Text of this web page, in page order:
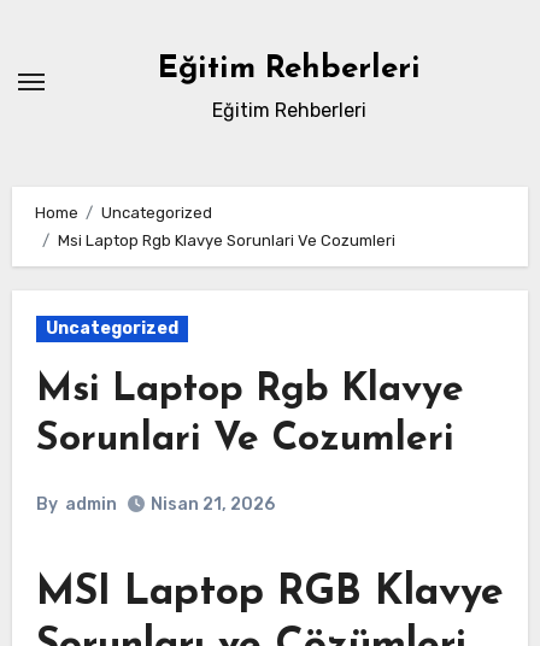
content
Eğitim Rehberleri
Eğitim Rehberleri
Home
Uncategorized
Msi Laptop Rgb Klavye Sorunlari Ve Cozumleri
Uncategorized
Msi Laptop Rgb Klavye
Sorunlari Ve Cozumleri
By admin Nisan 21, 2026
MSI Laptop RGB Klavye